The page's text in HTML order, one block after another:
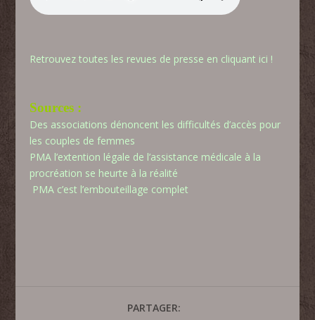
Retrouvez toutes les revues de presse en cliquant ici !
Sources :
Des associations dénoncent les difficultés d’accès pour
les couples de femmes
PMA l’extention légale de l’assistance médicale à la
procréation se heurte à la réalité
PMA c’est l’embouteillage complet
PARTAGER: